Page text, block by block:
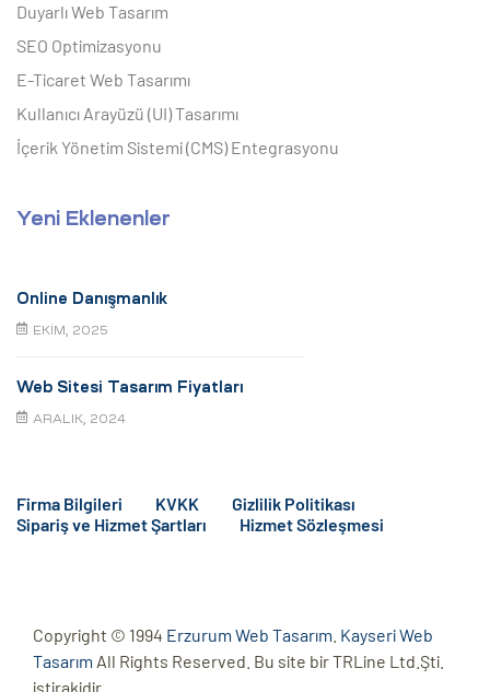
Duyarlı Web Tasarım
SEO Optimizasyonu
E-Ticaret Web Tasarımı
Kullanıcı Arayüzü (UI) Tasarımı
İçerik Yönetim Sistemi (CMS) Entegrasyonu
Yeni Eklenenler
Online Danışmanlık
EKIM, 2025
Web Sitesi Tasarım Fiyatları
ARALIK, 2024
Firma Bilgileri KVKK
Gizlilik Politikası
Sipariş ve Hizmet Şartları
Hizmet Sözleşmesi
Copyright © 1994 Erzurum Web Tasarım Kayseri Web
Tasarım All Rights Reserved. Bu site bir TRLine Ltd.Şti.
iştirakidir.